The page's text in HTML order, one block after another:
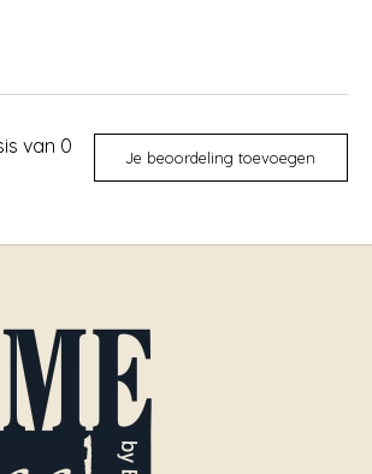
van 0
Je beoordeling toevoegen